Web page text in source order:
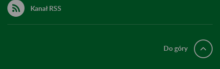
Kanał RSS
Do góry